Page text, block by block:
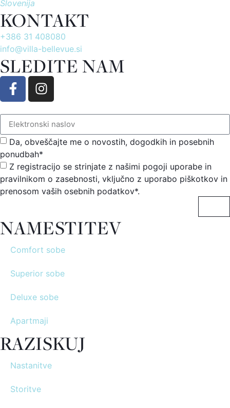
Slovenija
KONTAKT
+386 31 408080
info@villa-bellevue.si
SLEDITE NAM
Da, obveščajte me o novostih, dogodkih in posebnih
ponudbah*
Z registracijo se strinjate z našimi pogoji uporabe in
pravilnikom o zasebnosti, vključno z uporabo piškotkov in
prenosom vaših osebnih podatkov*.
NAMESTITEV
Comfort sobe
Superior sobe
Deluxe sobe
Apartmaji
RAZISKUJ
Nastanitve
Storitve